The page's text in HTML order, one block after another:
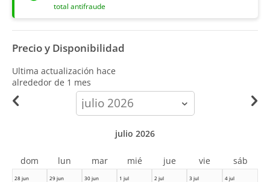
total antifraude
Precio y Disponibilidad
Ultima actualización hace
alrededor de 1 mes
calendar-
month
28 jun
29 jun
30 jun
1 jul
2 jul
3 jul
4 jul
julio 2026
dom lun mar mié jue vie sáb